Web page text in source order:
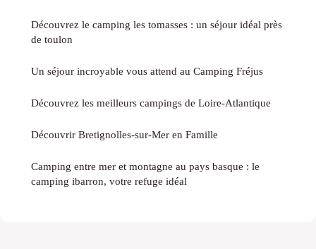
Découvrez le camping les tomasses : un séjour idéal près
de toulon
Un séjour incroyable vous attend au Camping Fréjus
Découvrez les meilleurs campings de Loire-Atlantique
Découvrir Bretignolles-sur-Mer en Famille
Camping entre mer et montagne au pays basque : le
camping ibarron, votre refuge idéal